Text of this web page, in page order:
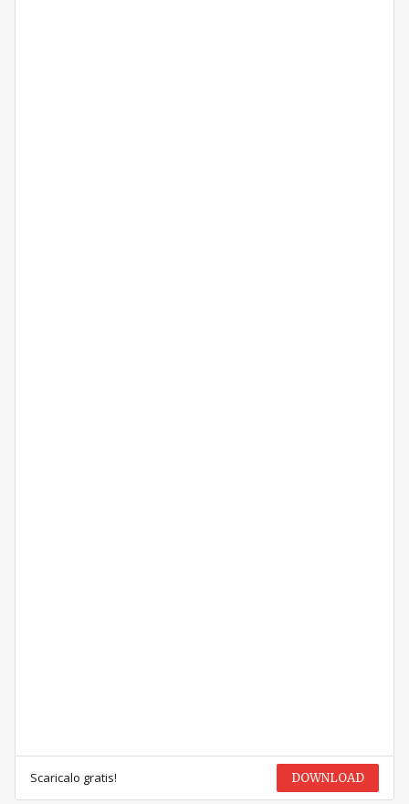
Scaricalo gratis! DOWNLOAD